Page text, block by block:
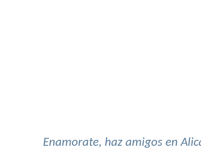
Enamorate, haz amigos en